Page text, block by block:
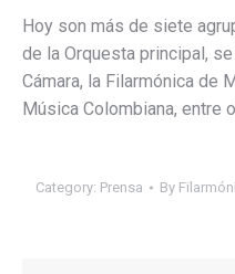
Hoy son más de siete
de la Orquesta principal,
Cámara, la Filarmónica de
Música Colombiana, entre
Category: Prensa By